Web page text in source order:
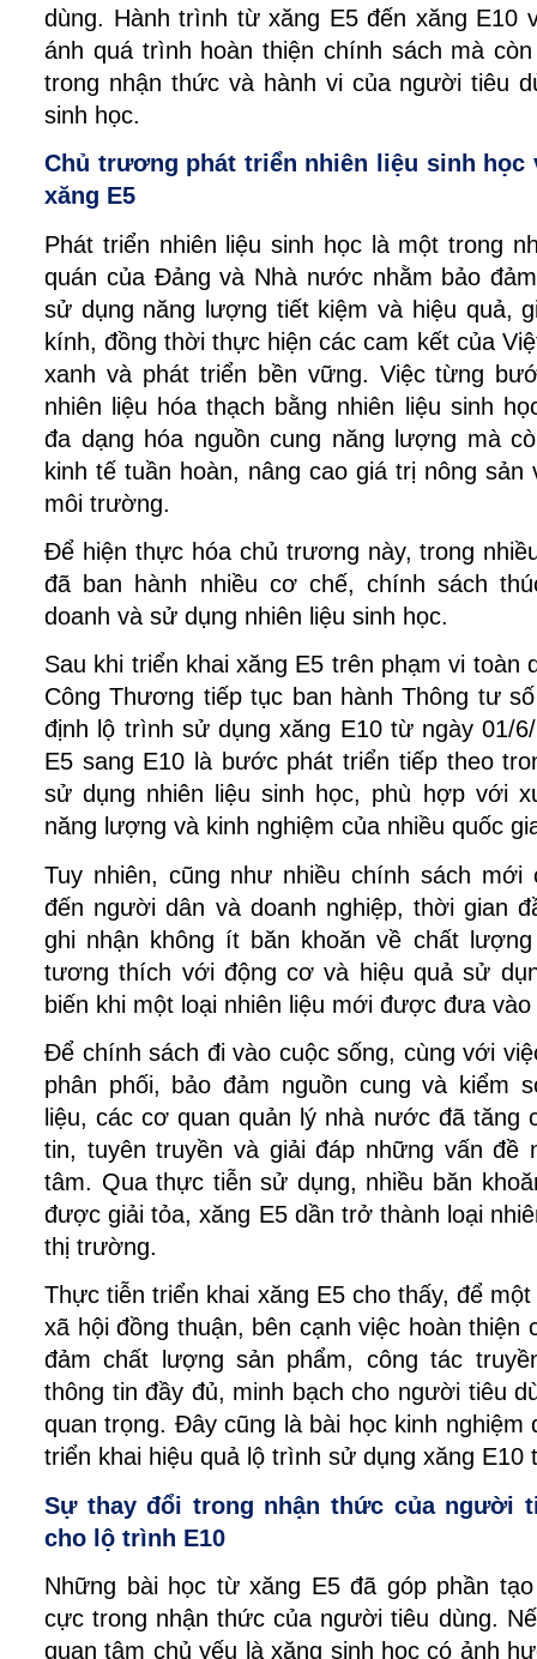
dùng. Hành trình từ xăng E5 đến xăng E10
ánh quá trình hoàn thiện chính sách mà
trong nhận thức và hành vi của người tiêu
sinh học.
Chủ trương phát triển nhiên liệu sinh học
xăng E5
Phát triển nhiên liệu sinh học là một trong
quán của Đảng và Nhà nước nhằm bảo
sử dụng năng lượng tiết kiệm và hiệu quả,
kính, đồng thời thực hiện các cam kết của
xanh và phát triển bền vững. Việc từng
nhiên liệu hóa thạch bằng nhiên liệu sinh
đa dạng hóa nguồn cung năng lượng mà
kinh tế tuần hoàn, nâng cao giá trị nông sản
môi trường.
Để hiện thực hóa chủ trương này, trong
đã ban hành nhiều cơ chế, chính sách
doanh và sử dụng nhiên liệu sinh học.
Sau khi triển khai xăng E5 trên phạm vi toàn
Công Thương tiếp tục ban hành Thông tư
định lộ trình sử dụng xăng E10 từ ngày 01/
E5 sang E10 là bước phát triển tiếp theo
sử dụng nhiên liệu sinh học, phù hợp với
năng lượng và kinh nghiệm của nhiều quốc
Tuy nhiên, cũng như nhiều chính sách
đến người dân và doanh nghiệp, thời gian
ghi nhận không ít băn khoăn về chất
tương thích với động cơ và hiệu quả sử
biến khi một loại nhiên liệu mới được đưa
Để chính sách đi vào cuộc sống, cùng với
phân phối, bảo đảm nguồn cung và kiểm
liệu, các cơ quan quản lý nhà nước đã tăng
tin, tuyên truyền và giải đáp những vấn đề
tâm. Qua thực tiễn sử dụng, nhiều băn
được giải tỏa, xăng E5 dần trở thành loại
thị trường.
Thực tiễn triển khai xăng E5 cho thấy, để
xã hội đồng thuận, bên cạnh việc hoàn thiện
đảm chất lượng sản phẩm, công tác
thông tin đầy đủ, minh bạch cho người tiêu
quan trọng. Đây cũng là bài học kinh nghiệm
triển khai hiệu quả lộ trình sử dụng xăng E10
Sự thay đổi trong nhận thức của người
cho lộ trình E10
Những bài học từ xăng E5 đã góp phần
cực trong nhận thức của người tiêu dùng.
quan tâm chủ yếu là xăng sinh học có ảnh